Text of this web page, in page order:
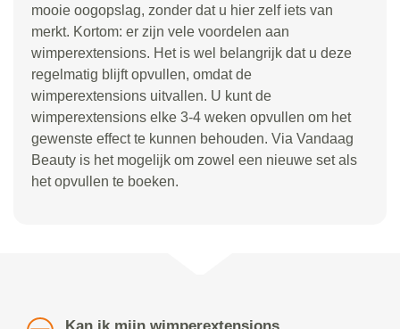
mooie oogopslag, zonder dat u hier zelf iets van
merkt. Kortom: er zijn vele voordelen aan
wimperextensions. Het is wel belangrijk dat u deze
regelmatig blijft opvullen, omdat de
wimperextensions uitvallen. U kunt de
wimperextensions elke 3-4 weken opvullen om het
gewenste effect te kunnen behouden. Via Vandaag
Beauty is het mogelijk om zowel een nieuwe set als
het opvullen te boeken.